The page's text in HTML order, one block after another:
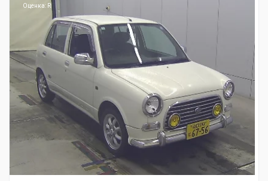
Оценка: R